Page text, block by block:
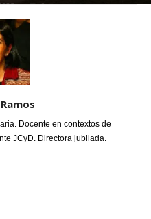
0
Docente en contextos de
JCyD. Directora jubilada.